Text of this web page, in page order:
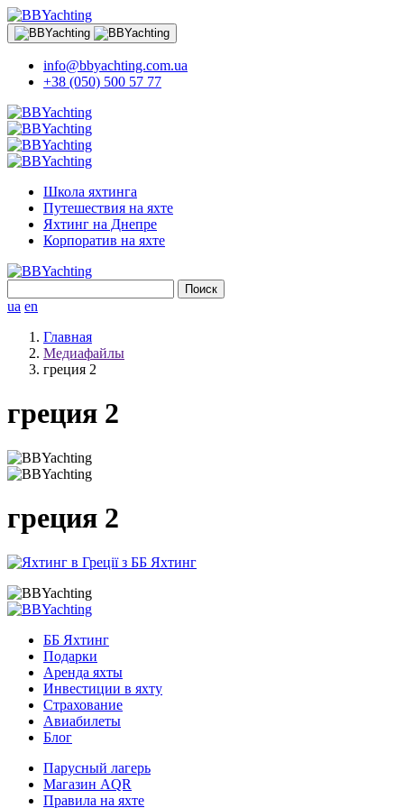
info@bbyachting.com.ua
+38 (050) 500 57 77
Школа яхтинга
Путешествия на яхте
Яхтинг на Днепре
Корпоратив на яхте
ua en
Главная
Медиафайлы
греция 2
греция 2
греция 2
ББ Яхтинг
Подарки
Аренда яхты
Инвестиции в яхту
Страхование
Авиабилеты
Блог
Парусный лагерь
Магазин AQR
Правила на яхте